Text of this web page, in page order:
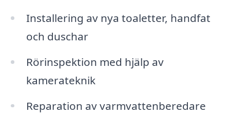
Installering av nya toaletter, handfat
och duschar
Rörinspektion med hjälp av
kamerateknik
Reparation av varmvattenberedare